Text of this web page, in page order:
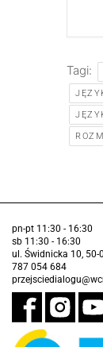
Tagi:
pn-pt 11:30 - 16:30
sb 11:30 - 16:30
ul. Świdnicka 10, 50-
787 054 684